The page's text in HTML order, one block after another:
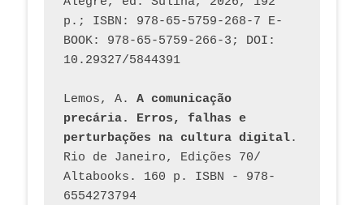
p.; ISBN: 978-65-5759-268-7 E-
BOOK: 978-65-5759-266-3; DOI:
10.29327/5844391
Lemos, A. A comunicação
precária. Erros, falhas e
perturbações na cultura digital.
Rio de Janeiro, Edições 70/
Altabooks. 160 p. ISBN - 978-
6554273794